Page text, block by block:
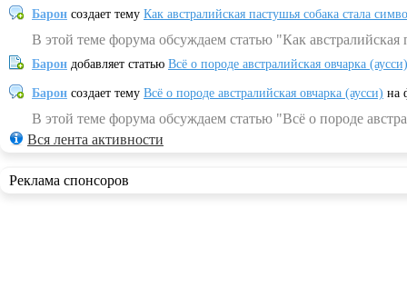
Барон создает тему Как австралийская пастушья собака стала
В этой теме форума обсуждаем статью "Как
Барон добавляет статью Всё о породе австралийская овчарка (аусси)
Барон создает тему Всё о породе австралийская овчарка (аусси) на
В этой теме форума обсуждаем статью "Всё о породе
Вся лента активности
Реклама спонсоров